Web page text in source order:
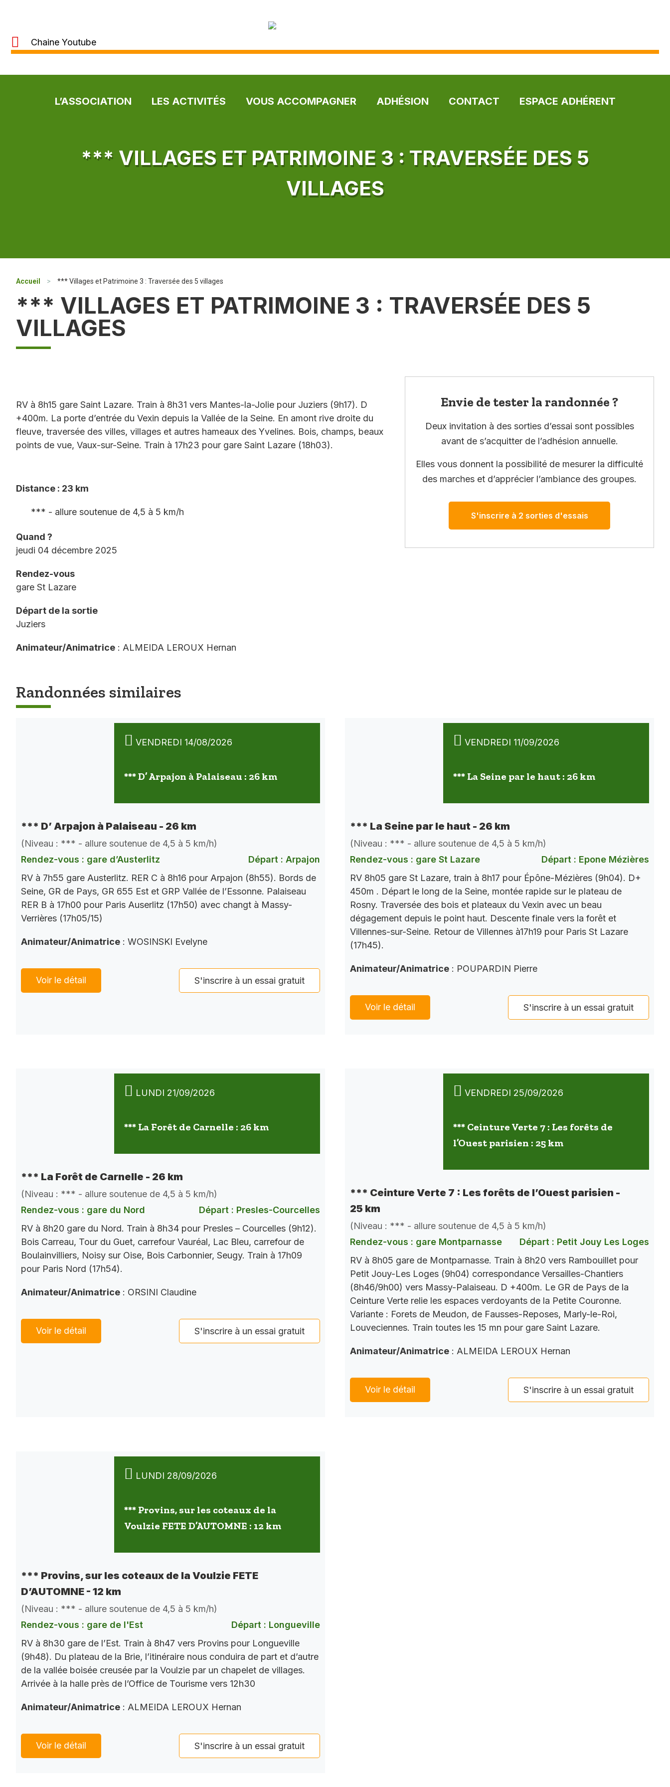
Chaine Youtube
L’ASSOCIATION LES ACTIVITÉS VOUS ACCOMPAGNER ADHÉSION CONTACT ESPACE ADHÉRENT
*** VILLAGES ET PATRIMOINE 3 : TRAVERSÉE DES 5
VILLAGES
Accueil > *** Villages et Patrimoine 3 : Traversée des 5 villages
*** VILLAGES ET PATRIMOINE 3 : TRAVERSÉE DES 5
VILLAGES
RV à 8h15 gare Saint Lazare. Train à 8h31 vers Mantes-la-Jolie pour Juziers (9h17). D
+400m. La porte d’entrée du Vexin depuis la Vallée de la Seine. En amont rive droite du
fleuve, traversée des villes, villages et autres hameaux des Yvelines. Bois, champs, beaux
points de vue, Vaux-sur-Seine. Train à 17h23 pour gare Saint Lazare (18h03).
Distance : 23 km
*** - allure soutenue de 4,5 à 5 km/h
Quand ?
jeudi 04 décembre 2025
Rendez-vous
gare St Lazare
Départ de la sortie
Juziers
Animateur/Animatrice : ALMEIDA LEROUX Hernan
Envie de tester la randonnée ?
Deux invitation à des sorties d’essai sont possibles
avant de s’acquitter de l’adhésion annuelle.
Elles vous donnent la possibilité de mesurer la difficulté
des marches et d’apprécier l’ambiance des groupes.
S'inscrire à 2 sorties d'essais
Randonnées similaires
VENDREDI 14/08/2026
*** D’ Arpajon à Palaiseau : 26 km
*** D’ Arpajon à Palaiseau - 26 km
(Niveau : *** - allure soutenue de 4,5 à 5 km/h)
Rendez-vous : gare d’Austerlitz
Départ : Arpajon
RV à 7h55 gare Austerlitz. RER C à 8h16 pour Arpajon (8h55). Bords de
Seine, GR de Pays, GR 655 Est et GRP Vallée de l’Essonne. Palaiseau
RER B à 17h00 pour Paris Auserlitz (17h50) avec changt à Massy-
Verrières (17h05/15)
Animateur/Animatrice : WOSINSKI Evelyne
Voir le détail S'inscrire à un essai gratuit
VENDREDI 11/09/2026
*** La Seine par le haut : 26 km
*** La Seine par le haut - 26 km
(Niveau : *** - allure soutenue de 4,5 à 5 km/h)
Rendez-vous : gare St Lazare
Départ : Epone Mézières
RV 8h05 gare St Lazare, train à 8h17 pour Épône-Mézières (9h04). D+
450m . Départ le long de la Seine, montée rapide sur le plateau de
Rosny. Traversée des bois et plateaux du Vexin avec un beau
dégagement depuis le point haut. Descente finale vers la forêt et
Villennes-sur-Seine. Retour de Villennes à17h19 pour Paris St Lazare
(17h45).
Animateur/Animatrice : POUPARDIN Pierre
Voir le détail S'inscrire à un essai gratuit
LUNDI 21/09/2026
*** La Forêt de Carnelle : 26 km
*** La Forêt de Carnelle - 26 km
(Niveau : *** - allure soutenue de 4,5 à 5 km/h)
Rendez-vous : gare du Nord
Départ : Presles-Courcelles
RV à 8h20 gare du Nord. Train à 8h34 pour Presles – Courcelles (9h12).
Bois Carreau, Tour du Guet, carrefour Vauréal, Lac Bleu, carrefour de
Boulainvilliers, Noisy sur Oise, Bois Carbonnier, Seugy. Train à 17h09
pour Paris Nord (17h54).
Animateur/Animatrice : ORSINI Claudine
Voir le détail S'inscrire à un essai gratuit
VENDREDI 25/09/2026
*** Ceinture Verte 7 : Les forêts de
l’Ouest parisien : 25 km
*** Ceinture Verte 7 : Les forêts de l’Ouest parisien -
25 km
(Niveau : *** - allure soutenue de 4,5 à 5 km/h)
Rendez-vous : gare Montparnasse
Départ : Petit Jouy Les Loges
RV à 8h05 gare de Montparnasse. Train à 8h20 vers Rambouillet pour
Petit Jouy-Les Loges (9h04) correspondance Versailles-Chantiers
(8h46/9h00) vers Massy-Palaiseau. D +400m. Le GR de Pays de la
Ceinture Verte relie les espaces verdoyants de la Petite Couronne.
Variante : Forets de Meudon, de Fausses-Reposes, Marly-le-Roi,
Louveciennes. Train toutes les 15 mn pour gare Saint Lazare.
Animateur/Animatrice : ALMEIDA LEROUX Hernan
Voir le détail S'inscrire à un essai gratuit
LUNDI 28/09/2026
*** Provins, sur les coteaux de la
Voulzie FETE D’AUTOMNE : 12 km
*** Provins, sur les coteaux de la Voulzie FETE
D’AUTOMNE - 12 km
(Niveau : *** - allure soutenue de 4,5 à 5 km/h)
Rendez-vous : gare de l'Est
Départ : Longueville
RV à 8h30 gare de l’Est. Train à 8h47 vers Provins pour Longueville
(9h48). Du plateau de la Brie, l’itinéraire nous conduira de part et d’autre
de la vallée boisée creusée par la Voulzie par un chapelet de villages.
Arrivée à la halle près de l’Office de Tourisme vers 12h30
Animateur/Animatrice : ALMEIDA LEROUX Hernan
Voir le détail S'inscrire à un essai gratuit